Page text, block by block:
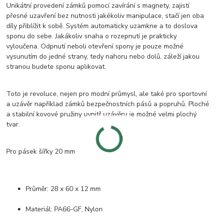
Unikátní provedení zámků pomocí zavírání s magnety, zajistí
přesné uzavření bez nutnosti jakékoliv manipulace, stačí jen oba
díly přiblížit k sobě. Systém automaticky uzamkne a to doslova
sponu do sebe. Jakákoliv snaha o rozepnutí je prakticky
vyloučena. Odpnutí neboli otevření spony je pouze možné
vysunutím do jedné strany, tedy nahoru nebo dolů, záleží jakou
stranou budete sponu aplikovat.
Toto je revoluce, nejen pro modní průmysl, ale také pro sportovní
a uzávěr například zámků bezpečnostních pásů a popruhů. Ploché
a stabilní kovové pružiny uvnitř uzávěru je možné velmi plochý
tvar.
Pro pásek šířky 20 mm
Průměr: 28 x 60 x 12 mm
Materiál: PA66-GF, Nylon